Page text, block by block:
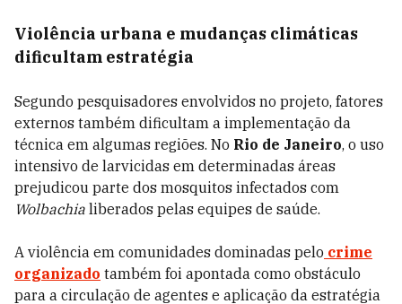
Violência urbana e mudanças climáticas
dificultam estratégia
Segundo pesquisadores envolvidos no projeto, fatores
externos também dificultam a implementação da
técnica em algumas regiões. No Rio de Janeiro, o uso
intensivo de larvicidas em determinadas áreas
prejudicou parte dos mosquitos infectados com
Wolbachia liberados pelas equipes de saúde.
A violência em comunidades dominadas pelo crime
organizado também foi apontada como obstáculo
para a circulação de agentes e aplicação da estratégia